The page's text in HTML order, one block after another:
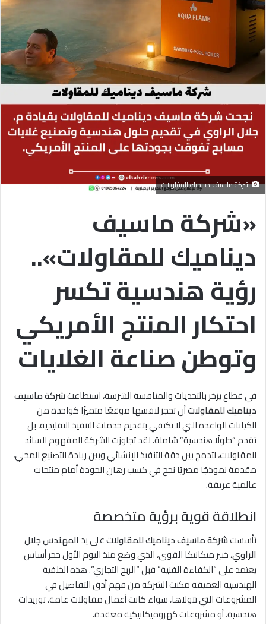
شركة ماسيف ديناميك للمقاولات
«شركة ماسيف
ديناميك للمقاولات»..
رؤية هندسية تكسر
احتكار المنتج الأمريكي
وتوطن صناعة الغلايات
في قطاع يزخر بالتحديات والمنافسة الشرسة، استطاعتشركة ماسيف
ديناميك للمقاولاتأن تحجز لنفسها موقعًا متميزًا كواحدة من
الكيانات الواعدة التي لا تكتفي بتقديم خدمات التنفيذ التقليدية، بل
تقدم “حلولًا هندسية” شاملة. لقد تجاوزت الشركة المفهوم السائد
للمقاولات، لتدمج بين دقة التنفيذ الإنشائي وبين ريادة التصنيع المحلي،
مقدمة نموذجًا مصريًا نجح في كسب رهان الجودة أمام منتجات
عالمية عريقة.
انطلاقة قوية برؤية متخصصة
تأسستشركة ماسيف ديناميك للمقاولاتعلى يدالمهندس جلال
الراوي، خبير ميكانيكا القوى، الذي وضع منذ اليوم الأول حجر أساس
يعتمد على “الكفاءة الفنية” قبل “الربح التجاري”. هذه الخلفية
الهندسية العميقة مكنت الشركة من فهم أدق التفاصيل في
المشروعات التي تتولاها، سواء كانت أعمال مقاولات عامة، توريدات
هندسية، أو مشروعات كهروميكانيكية معقدة.